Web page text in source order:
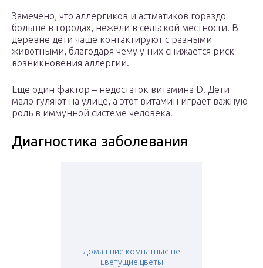
Замечено, что аллергиков и астматиков гораздо
больше в городах, нежели в сельской местности. В
деревне дети чаще контактируют с разными
животными, благодаря чему у них снижается риск
возникновения аллергии.
Еще один фактор – недостаток витамина D. Дети
мало гуляют на улице, а этот витамин играет важную
роль в иммунной системе человека.
Диагностика заболевания
Домашние комнатные не
цветущие цветы